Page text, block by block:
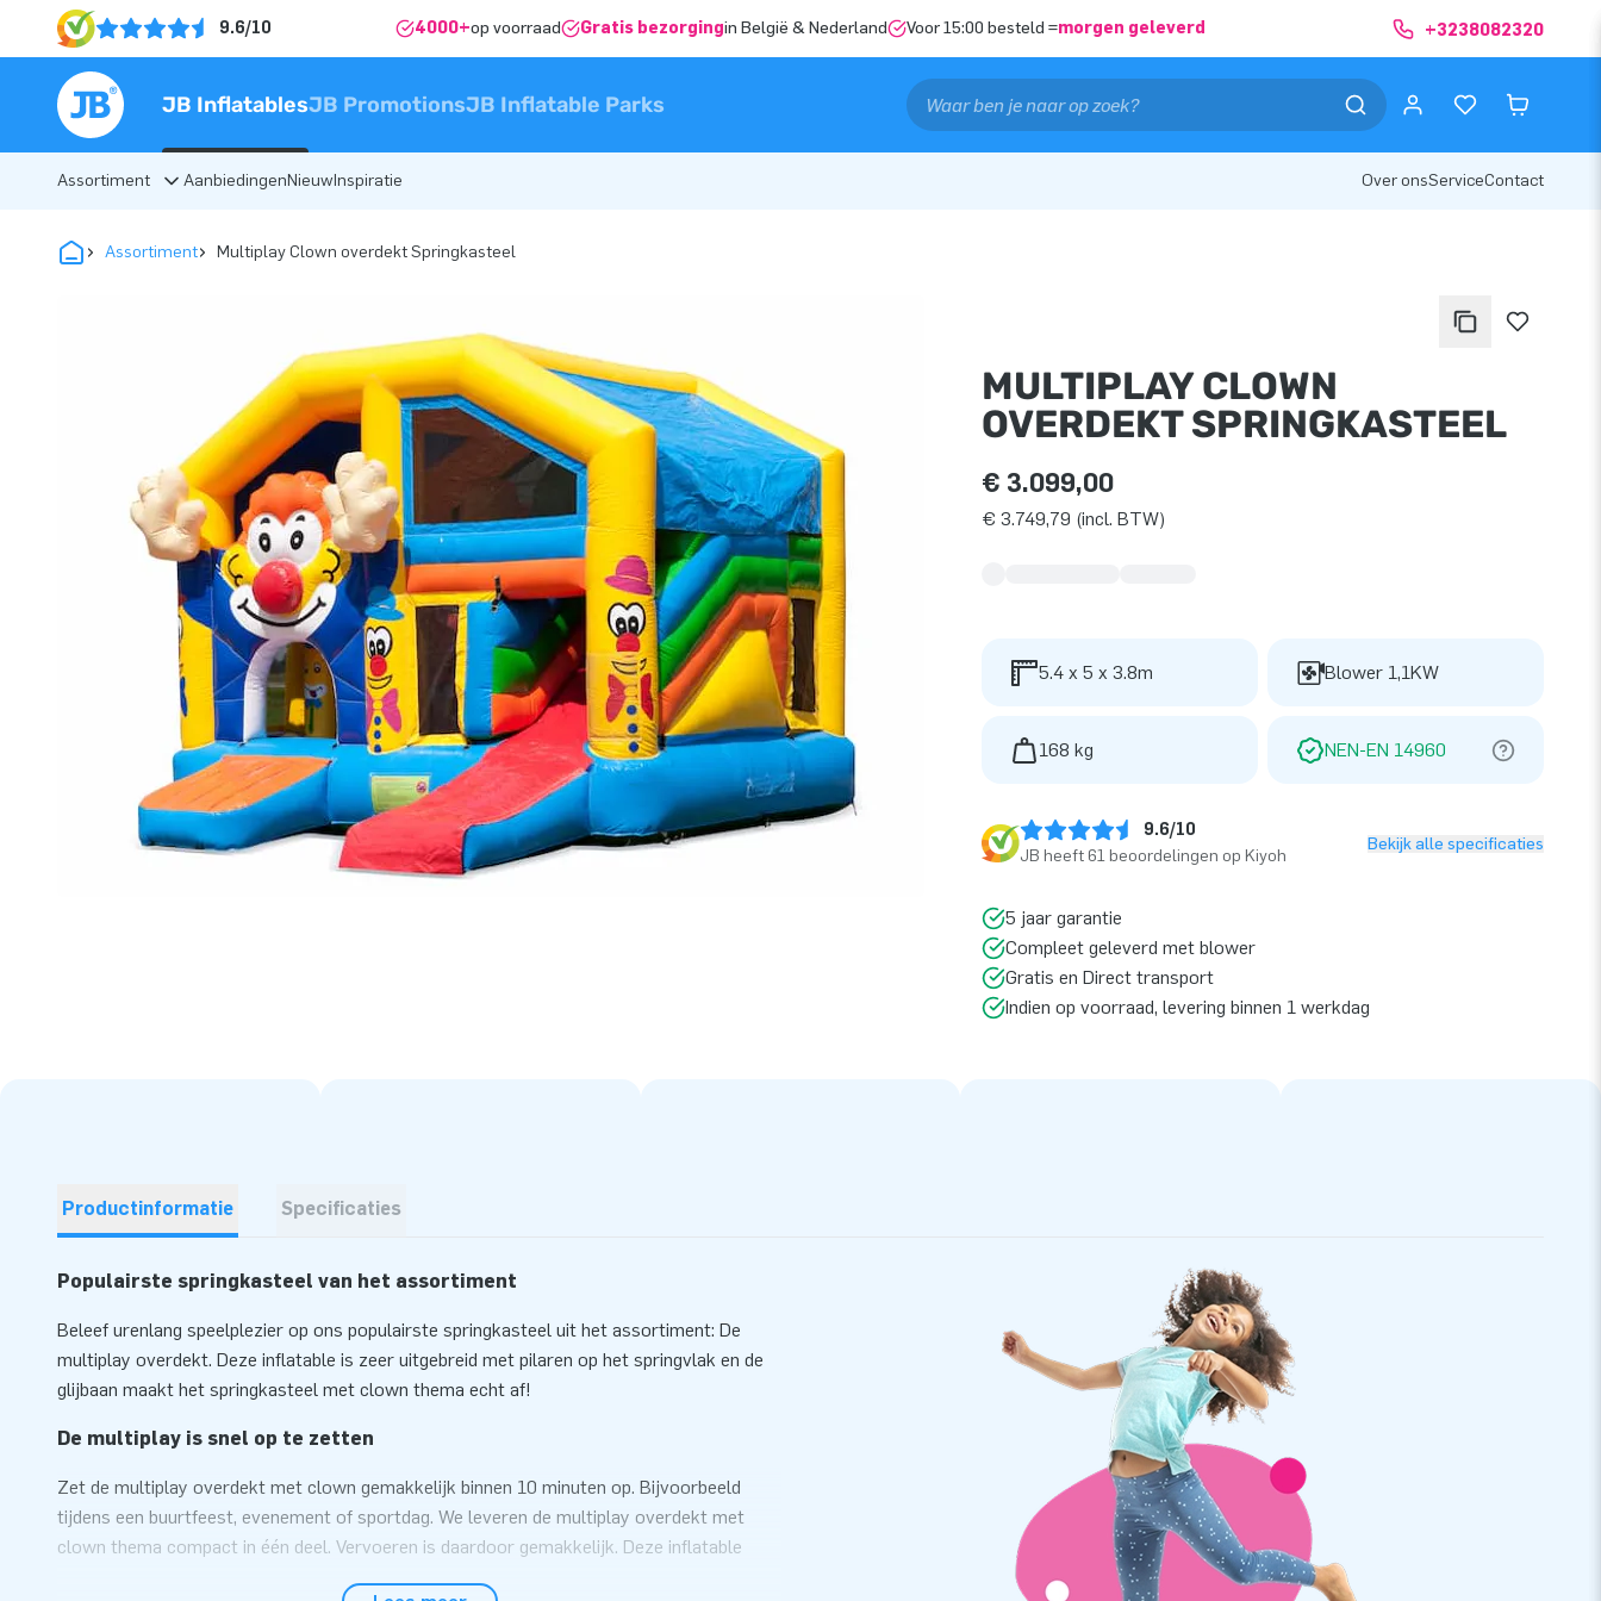
9.6/10 4000+op voorraad Gratis bezorgingin België & Nederland Voor 15:00 besteld =morgen geleverd +3238082320
JB InflatablesJB PromotionsJB Inflatable Parks
Assortiment AanbiedingenNieuwInspiratie Over onsServiceContact
Assortiment Multiplay Clown overdekt Springkasteel
MULTIPLAY CLOWN
OVERDEKT SPRINGKASTEEL
€ 3.099,00
€ 3.749,79 (incl. BTW)
5.4 x 5 x 3.8m Blower 1,1KW
168 kg NEN-EN 14960
9.6/10
JB heeft 61 beoordelingen op Kiyoh
Bekijk alle specificaties
5 jaar garantie
Compleet geleverd met blower
Gratis en Direct transport
Indien op voorraad, levering binnen 1 werkdag
Productinformatie Specificaties
Populairste springkasteel van het assortiment
Beleef urenlang speelplezier op ons populairste springkasteel uit het assortiment: De
multiplay overdekt. Deze inflatable is zeer uitgebreid met pilaren op het springvlak en de
glijbaan maakt het springkasteel met clown thema echt af!
De multiplay is snel op te zetten
Zet de multiplay overdekt met clown gemakkelijk binnen 10 minuten op. Bijvoorbeeld
tijdens een buurtfeest, evenement of sportdag. We leveren de multiplay overdekt met
clown thema compact in één deel. Vervoeren is daardoor gemakkelijk. Deze inflatable